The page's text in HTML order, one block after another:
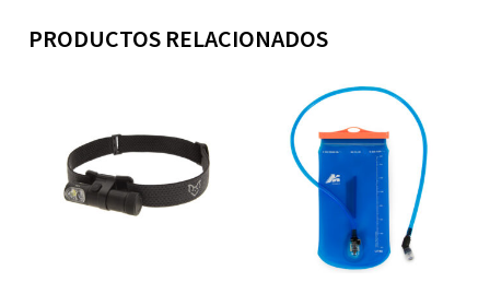
PRODUCTOS RELACIONADOS